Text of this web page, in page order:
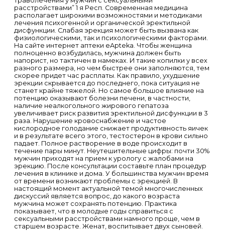
расстройствами” 1 я Респ. Современная медицина
располагает широкими возможностями и методиками
лечения психогенной и органической эректильной
дисфункции. Слабая эрекция может быть вызвана как
физиологическими, так и психологическими факторами.
На сайте интернет аптеки еApteka. Чтобы женщина
полноценно возбудилась, мужчина должен быть
напорист, но тактичен в намеках. И такие копилки у всех
разного размера, но чем быстрее они заполняются, тем
скорее придет час расплаты. Как правило, ухудшение
эрекции скрывается до последнего, пока ситуация не
станет крайне тяжелой. Но самое большое влияние на
потенцию оказывают болезни печени, в частности,
наличие неалкогольного жирового гепатоза
увеличивает риск развития эректильной дисфункции в 3
раза. Нарушение кровоснабжение и частое
кислородное голодание снижает продуктивность яичек
и в результате всего этого, тестостерон в крови сильно
падает. Полное растворение в воде происходит в
течение пары минут. Неутешительные цифры: почти 30%
мужчин приходят на прием к урологу с жалобами на
эрекцию. После консультации составьте план процедур
лечения в клинике и дома. У большинства мужчин время
от времени возникают проблемы с эрекцией. В
настоящий момент актуальной темой многочисленных
дискуссий является вопрос, до какого возраста
мужчина может сохранять потенцию. Практика
показывает, что в молодые годы справиться с
сексуальными расстройствами намного проще, чем в
старшем возрасте. Женат, воспитывает двух сыновей.